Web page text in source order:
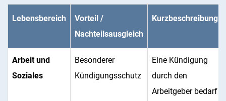
Lebensbereich
Vorteil /
Nachteilsausgleich
Kurzbeschreibung
Arbeit und
Soziales
Besonderer
Kündigungsschutz
Eine Kündigung
durch den
Arbeitgeber bedarf